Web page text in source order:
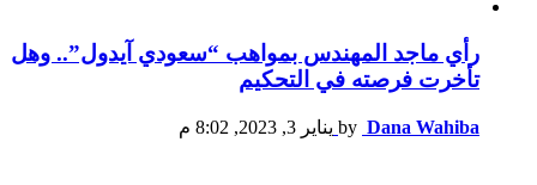
رأي ماجد المهندس بمواهب “سعودي آيدول”.. وهل
تأخرت فرصته في التحكيم
by Dana Wahiba يناير 3, 2023, 8:02 م